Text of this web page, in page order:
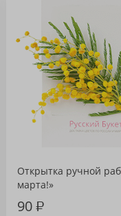
Открытка ручной
марта!»
90₽